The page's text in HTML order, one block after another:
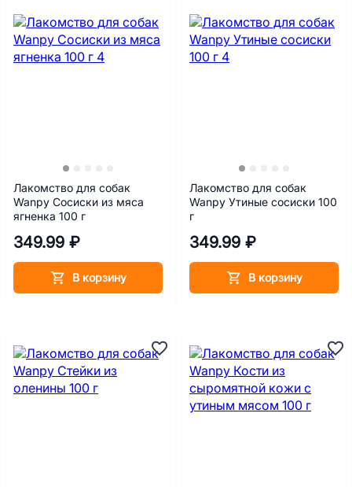
Лакомство для собак
Wanpy Сосиски из мяса
ягненка 100 г
349.99 ₽
В корзину
Лакомство для собак
Wanpy Утиные сосиски 100
г
349.99 ₽
В корзину